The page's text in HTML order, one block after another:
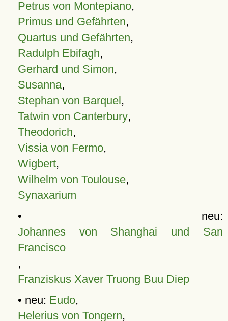
Petrus von Montepiano,
Primus und Gefährten,
Quartus und Gefährten,
Radulph Ebifagh,
Gerhard und Simon,
Susanna,
Stephan von Barquel,
Tatwin von Canterbury,
Theodorich,
Vissia von Fermo,
Wigbert,
Wilhelm von Toulouse,
Synaxarium
• neu:
Johannes von Shanghai und San
Francisco
,
Franziskus Xaver Truong Buu Diep
• neu: Eudo,
Helerius von Tongern,